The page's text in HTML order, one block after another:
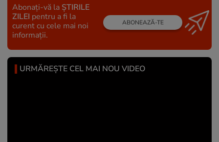
Abonați-vă la ȘTIRILE
ZILEI pentru a fi la
curent cu cele mai noi
informații.
ABONEAZĂ-TE
URMĂREȘTE CEL MAI NOU VIDEO